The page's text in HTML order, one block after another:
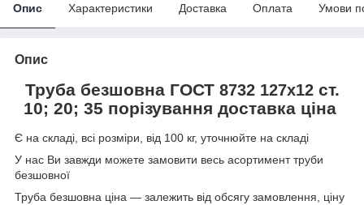
Опис Характеристики Доставка Оплата Умови
Опис
Труба безшовна ГОСТ 8732 127х12ст.
10; 20; 35 порізування доставка ціна
Є на складі, всі розміри, від 100 кг, уточнюйте на складі
У нас Ви завжди можете замовити весь асортимент труби
безшовної
Труба безшовна ціна — залежить від обсягу замовлення, ціну